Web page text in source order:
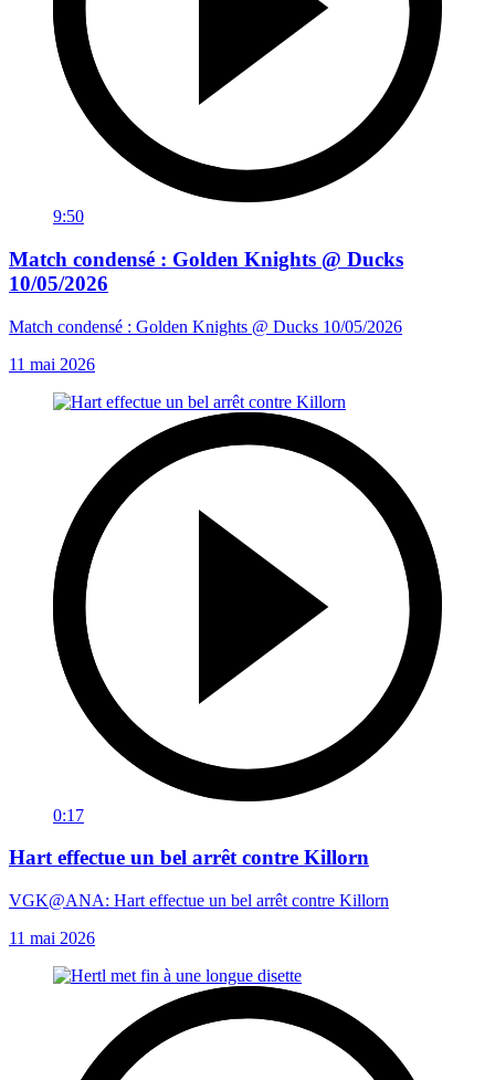
9:50
Match condensé : Golden Knights @ Ducks
10/05/2026
Match condensé : Golden Knights @ Ducks 10/05/2026
11 mai 2026
0:17
Hart effectue un bel arrêt contre Killorn
VGK@ANA: Hart effectue un bel arrêt contre Killorn
11 mai 2026